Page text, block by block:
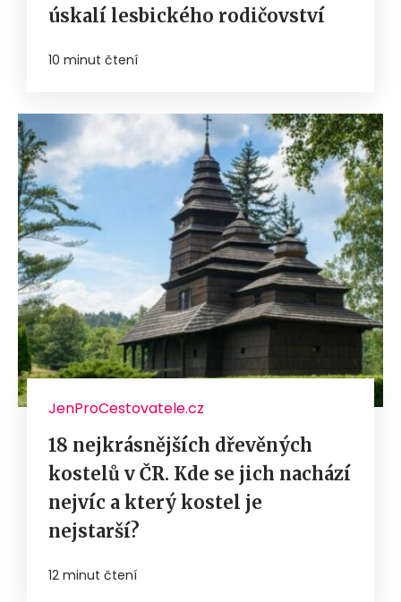
úskalí lesbického rodičovství
10 minut čtení
JenProCestovatele.cz
18 nejkrásnějších dřevěných
kostelů v ČR. Kde se jich nachází
nejvíc a který kostel je
nejstarší?
12 minut čtení